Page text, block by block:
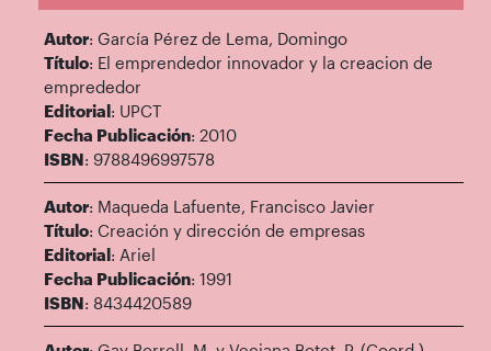
Autor: García Pérez de Lema, Domingo
Título: El emprendedor innovador y la creacion de
emprededor
Editorial: UPCT
Fecha Publicación: 2010
ISBN: 9788496997578
Autor: Maqueda Lafuente, Francisco Javier
Título: Creación y dirección de empresas
Editorial: Ariel
Fecha Publicación: 1991
ISBN: 8434420589